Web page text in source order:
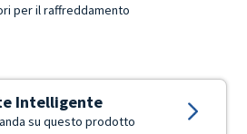
per il raffreddamento
Intelligente
su questo prodotto